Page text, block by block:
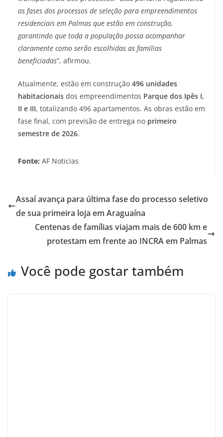
as fases dos processos de seleção para empreendimentos
residenciais em Palmas que estão em construção,
garantindo que toda a população possa acompanhar
claramente como serão escolhidas as famílias
beneficiadas”, afirmou.
Atualmente, estão em construção 496 unidades
habitacionais dos empreendimentos Parque dos Ipês I,
II e III, totalizando 496 apartamentos. As obras estão em
fase final, com previsão de entrega no primeiro
semestre de 2026.
Fonte: AF Noticias
Assaí avança para última fase do processo seletivo
de sua primeira loja em Araguaína
Centenas de famílias viajam mais de 600 km e
protestam em frente ao INCRA em Palmas
Você pode gostar também